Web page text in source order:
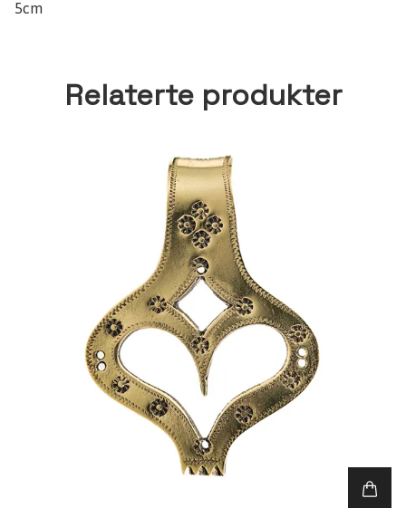
5cm
Relaterte produkter